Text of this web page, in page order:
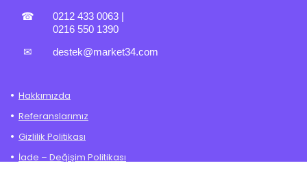
☎ 0212 433 0063
0216 550 1390
✉ destek@market34.com
Hakkımızda
Referanslarımız
Gizlilik Politikası
İade – Değişim Politikası